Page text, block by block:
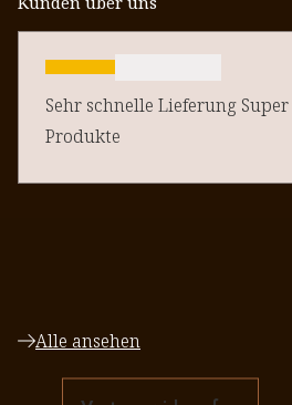
Sehr schnelle Lieferung Super
Produkte
Alle ansehen